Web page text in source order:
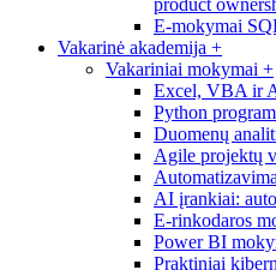
product
E-mokymai
Vakarinė akademija +
Vakariniai mokymai +
Excel, VBA ir
Python
Duomenų
Agile projektų
AI įrankiai:
E-rinkodaros
Power BI
Praktiniai